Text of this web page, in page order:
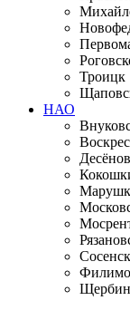
Троицк
НАО